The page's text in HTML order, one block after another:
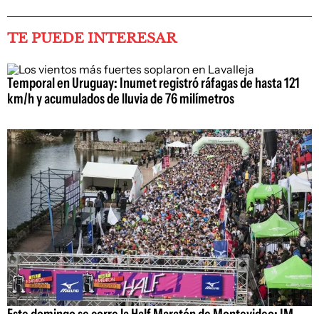
TE PUEDE INTERESAR
Temporal en Uruguay: Inumet registró ráfagas de hasta 121
km/h y acumulados de lluvia de 76 milímetros